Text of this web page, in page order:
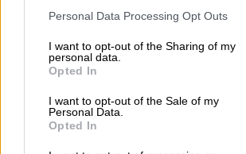
Personal Data Processing Opt Outs
I want to opt-out of the Sharing of my
personal data.
Opted In
I want to opt-out of the Sale of my
Personal Data.
Opted In
Ομαδικά Ασφαλιστικά προϊόντα
Συνταξιοδότησης: Νέο πεδίο ανάπτυξης για
ασφαλιστές
CrediaBank: Οικονομικά Αποτελέσματα A’
Υψηλοί ρυθμοί ανάπτυξης και νέα ρεκόρ